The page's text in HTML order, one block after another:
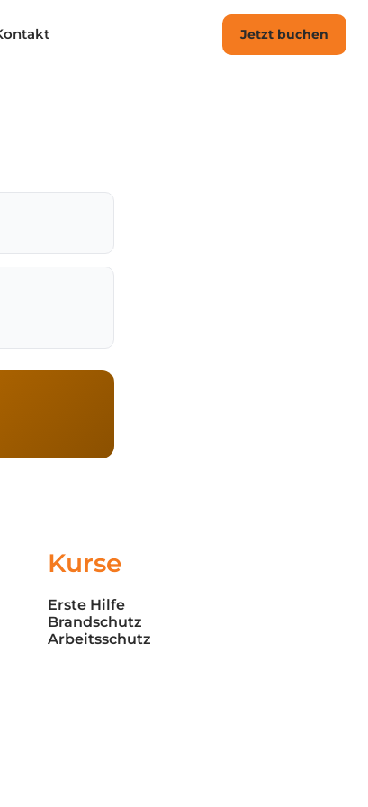
Jetzt buchen
Kurse
Erste Hilfe
Brandschutz
Arbeitsschutz